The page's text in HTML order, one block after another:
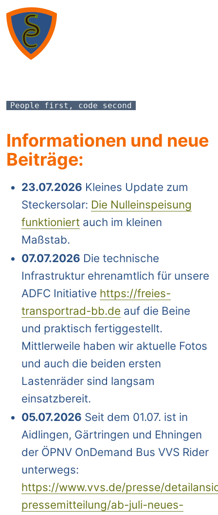
People first, code second
Informationen und neue
Beiträge:
23.07.2026 Kleines Update zum
Steckersolar: Die Nulleinspeisung
funktioniert auch im kleinen
Maßstab.
07.07.2026 Die technische
Infrastruktur ehrenamtlich für unsere
ADFC Initiative https://freies-
transportrad-bb.de auf die Beine
und praktisch fertiggestellt.
Mittlerweile haben wir aktuelle Fotos
und auch die beiden ersten
Lastenräder sind langsam
einsatzbereit.
05.07.2026 Seit dem 01.07. ist in
Aidlingen, Gärtringen und Ehningen
der ÖPNV OnDemand Bus VVS Rider
unterwegs:
https://www.vvs.de/presse/
pressemitteilung/ab-juli-neues-